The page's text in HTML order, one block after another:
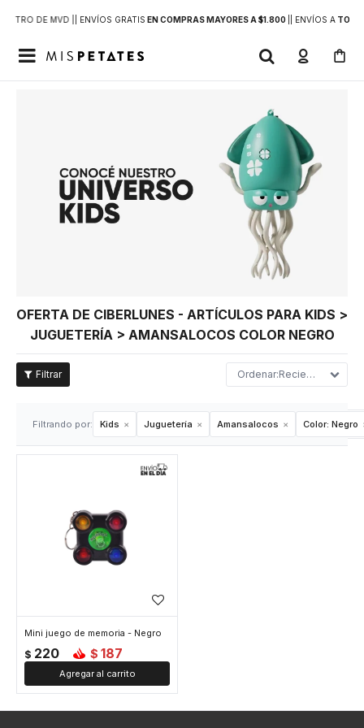
DE MVD | | ENVÍOS GRATIS EN COMPRAS MAYORES A $1.800 | ENVÍOS ATODO

OFERTA DE CIBERLUNES - ARTÍCULOS PARA KIDS >
JUGUETERÍA > AMANSALOCOS COLOR NEGRO
Recientes
Filtrando por: Kids Juguetería Amansalocos Color: Negro
Mini juego de memoria - Negro
$ 220 $ 187